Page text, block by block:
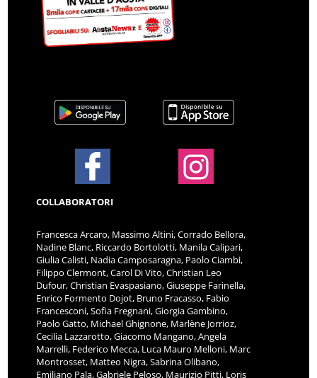
COLLABORATORI
Francesca Arcaro, Massimo Altini, Corrado Bellora,
Nadine Blanc, Riccardo Bortolotti, Manila Calipari,
Giulia Calisti, Nadia Camposaragna, Paolo Ciambi,
Filippo Clermont, Carol Di Vito, Christian Leo
Dufour, Christian Evaspasiano, Giuseppe Farinella,
Enrico Formento Dojot, Bruno Fracasso, Fabio
Francesconi, Sofia Fregnani, Giorgia Gambino,
Paolo Gatto, Michael Ghignone, Marlène Jorrioz,
Cecilia Lazzarotto, Giacomo Mangano, Angela
Marrelli, Federico Mecca, Luca Mauro Melloni, Marc
Montrosset, Matteo Nigra, Sabrina Olibano,
Emiliano Pala, Gabriele Peloso, Maurizio Pitti, Loris